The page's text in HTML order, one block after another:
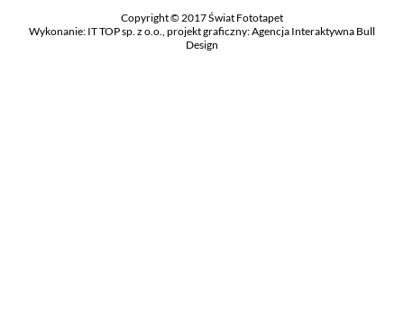
Copyright © 2017 Świat Fototapet
Wykonanie: IT TOP sp. z o.o. , projekt graficzny:Agencja Interaktywna Bull
Design